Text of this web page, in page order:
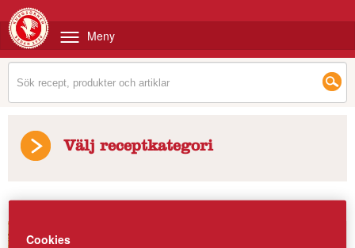
Meny
Välj receptkategori
Recept/Frallor med honung och havssalt (långtidsjästa)
Cookies